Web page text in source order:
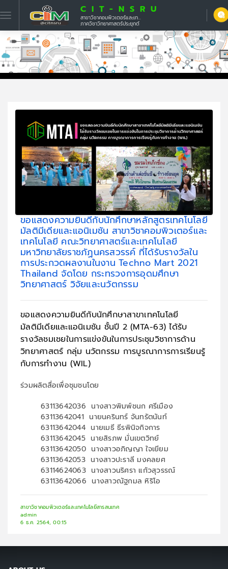
CIT-NSRU
สาขาวิชาคอมพิวเตอร์และเทคโนโลยีสารสนเทศ
ภาควิชาวิทยาศาสตร์ประยุกต์
ขอแสดงความยินดีกับนักศึกษาหลักสูตรเทคโนโลยี
มัลติมีเดียและแอนิเมชัน สาขาวิชาคอมพิวเตอร์และ
เทคโนโลยี คณะวิทยาศาสตร์และเทคโนโลยี
มหาวิทยาลัยราชภัฏนครสวรรค์ ที่ได้รับรางวัลใน
การประกวดผลงานในงาน Techno Mart 2021
Thailand จัดโดย กระทรวงการอุดมศึกษา
วิทยาศาสตร์ วิจัยและนวัตกรรม
ขอแสดงความยินดีกับนักศึกษาสาขาเทคโนโลยี
มัลติมีเดียและแอนิเมชัน ชั้นปี 2 (MTA-63) ได้รับ
รางวัลชมเชยในการแข่งขันในการประชุมวิชาการด้าน
วิทยาศาสตร์ กลุ่ม นวัตกรรม การบูรณาการการเรียนรู้
กับการทำงาน (WIL)
ร่วมผลิตสื่อเพื่อชุมชนโดย
63113642036 นางสาวพิมพ์ชนก ศรีเมือง
63113642041 นายนครินทร์ จันทรัตนันท์
63113642044 นายเมธี ธีรพินิจกิจการ
63113642045 นายสิรภพ มั่นเขตวิทย์
63113642050 นางสาวอภิญญา ใจเยียม
63113642053 นางสาวปะราลี มงคลยศ
63114624063 นางสาวนริศรา แก้วสุวรรณ์
63113642066 นางสาวณัฐกมล หิริโอ
สาขาวิชาคอมพิวเตอร์และเทคโนโลยีสารสนเทศ
admin
6 ธ.ค. 2564, 00:15